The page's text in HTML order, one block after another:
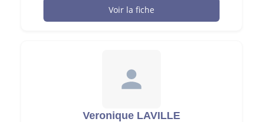
Voir la fiche
Veronique LAVILLE